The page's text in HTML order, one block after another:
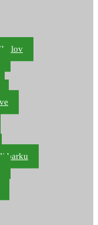
barku